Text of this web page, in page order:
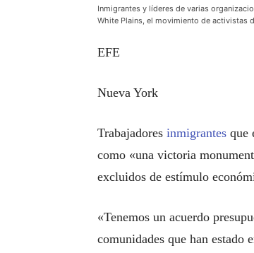
Inmigrantes y líderes de varias
White Plains, el movimiento de activistas
EFE
Nueva York
Trabajadores inmigrantes que
como «una victoria
excluidos de estímulo
«Tenemos un acuerdo
comunidades que han estado